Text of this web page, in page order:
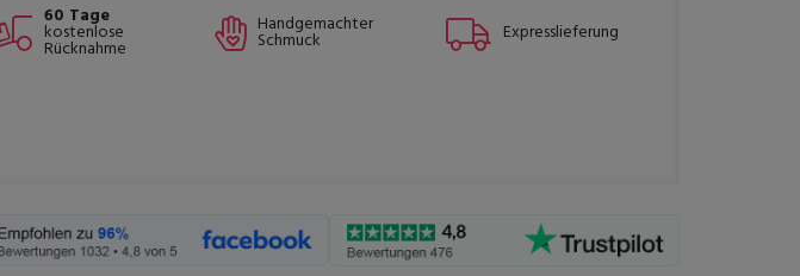
60 Tage
kostenlose
Rücknahme
Handgemachter
Schmuck Expresslieferung